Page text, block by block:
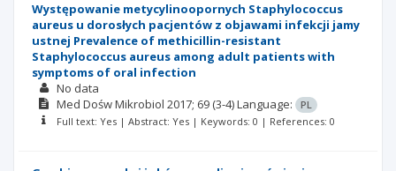
Występowanie metycylinoopornych Staphylococcus
aureus u dorosłych pacjentów z objawami infekcji jamy
ustnej Prevalence of methicillin-resistant
Staphylococcus aureus among adult patients with
symptoms of oral infection
No data
Med Dośw Mikrobiol 2017; 69 (3-4)Language:
PL
Full text: Yes | Abstract: Yes | Keywords: 0 | References: 0